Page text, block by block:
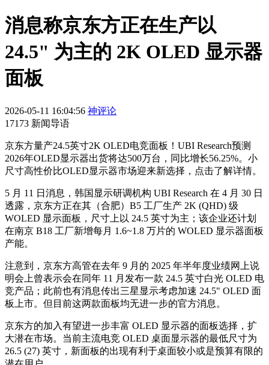
消息称京东方正在生产以
24.5" 为主的 2K OLED 显示器
面板
2026-05-11 16:04:56 神评论
17173 新闻导语
京东方量产24.5英寸2K OLED电竞面板！UBI Research预测
2026年OLED显示器出货将达500万台，同比增长56.25%。小
尺寸高性价比OLED显示器市场迎来新选择，点击了解详情。
5 月 11 日消息，韩国显示研调机构 UBI Research 在 4 月 30 日
透露，京东方正在其（合肥）B5 工厂生产 2K (QHD) 级
WOLED 显示面板，尺寸上以 24.5 英寸为主；该企业还计划
在南京 B18 工厂新增每月 1.6~1.8 万片的 WOLED 显示器面板
产能。
注意到，京东方高管在去年 9 月的 2025 年半年度业绩网上说
明会上曾表示会在同年 11 月发布一款 24.5 英寸白光 OLED 电
竞产品；此前也有消息传出三星显示考虑加速 24.5" OLED 面
板上市。但目前这两款面板均无进一步的官方消息。
京东方的加入有望进一步丰富 OLED 显示器的面板选择，扩
大潜在市场。当前主流电竞 OLED 桌面显示器的最低尺寸为
26.5 (27) 英寸，新面板的出现有利于桌面较小或是预算有限的